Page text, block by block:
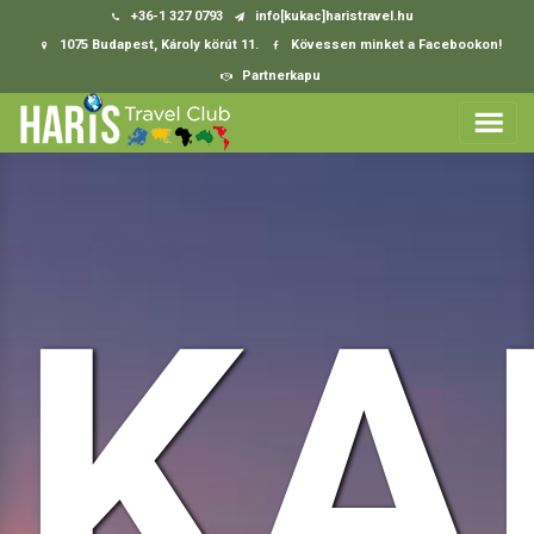
+36-1 327 0793
info[kukac]haristravel.hu
1075 Budapest, Károly körút 11.
Kövessen minket a Facebookon!
Partnerkapu